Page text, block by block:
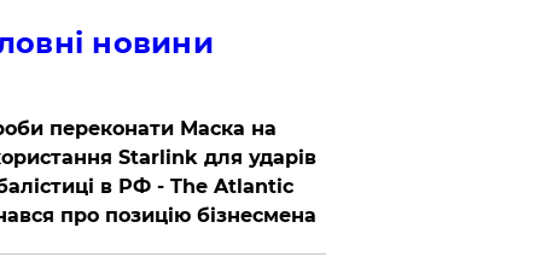
новини
переконати Маска на
Starlink для ударів
в РФ - The Atlantic
про позицію бізнесмена